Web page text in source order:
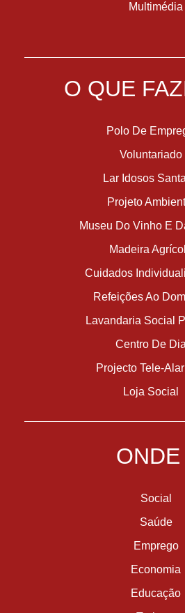
Multimédia
O QUE
Polo De
Voluntariado
Lar Idosos
Projeto
Museu Do Vinho E
Madeira
Cuidados
Refeições Ao
Lavandaria Social
Centro De Dia
Projecto Tele-
Loja Social
Social
Saúde
Emprego
Economia
Educação